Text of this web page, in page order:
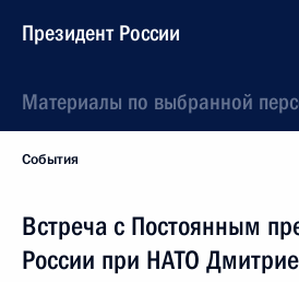
Президент России
Материалы по выбранной
События
Встреча с Постоянным
России при НАТО